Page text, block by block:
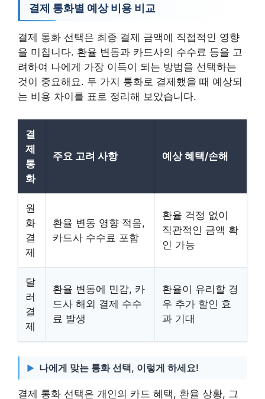
결제 통화별 예상 비용 비교
결제 통화 선택은 최종 결제 금액에 직접적인 영향
을 미칩니다. 환율 변동과 카드사의 수수료 등을 고
려하여 나에게 가장 이득이 되는 방법을 선택하는
것이 중요해요. 두 가지 통화로 결제했을 때 예상되
는 비용 차이를 표로 정리해 보았습니다.
결
제
통
화
주요 고려 사항 예상 혜택/손해
원
화
결
제
환율 변동 영향 적음,
카드사 수수료 포함
환율 걱정 없이
직관적인 금액 확
인 가능
달
러
결
제
환율 변동에 민감, 카
드사 해외 결제 수수
료 발생
환율이 유리할 경
우 추가 할인 효
과 기대
나에게 맞는 통화 선택, 이렇게 하세요!
결제 통화 선택은 개인의 카드 혜택, 환율 상황, 그